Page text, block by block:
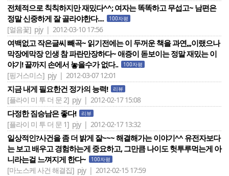
전체적으로 칙칙하지만 재밌다^^; 여자는 똑똑하고 무섭고~ 남편은
정말 신중하게 잘 골라야한다....
100자평
[얼음꽃] pjy | 2012-03-10 17:56
여백없고 작은글씨 빼곡~ 읽기전에는 이 두꺼운 책을 과연,,,이랬으나
막장에막장 인생 참 파란만장하다~ 애증이 돋보이는 정말 재밌는 이
야기! 끝까지 손에서 놓을수가 없다..
100자평
[핑거스미스] pjy | 2012-03-07 12:01
지금 내게 필요한건 정가의 능력! 리뷰
[플라이 미 투 더 문 2] pjy | 2012-02-17 15:08
다정한 짐승남은 좋다! 리뷰
[플라이 미 투 더 문 1] pjy | 2012-02-17 13:32
일상적인?사건을 좀 더 밝게 잘~~~ 해결해가는 이야기^^ 유전자보다
는 보고 배우고 경험하는게 중요하고, 그만큼 나이도 헛투루먹는게 아
니라는걸 느껴지게 한다~
100자평
[마노스케 사건 해결집] pjy | 2012-02-15 17:59